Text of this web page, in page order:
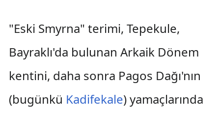
"Eski Smyrna" terimi, Tepekule,
Bayraklı'da bulunan Arkaik Dönem
kentini, daha sonra Pagos Dağı'nın
(bugünkü Kadifekale) yamaçlarında